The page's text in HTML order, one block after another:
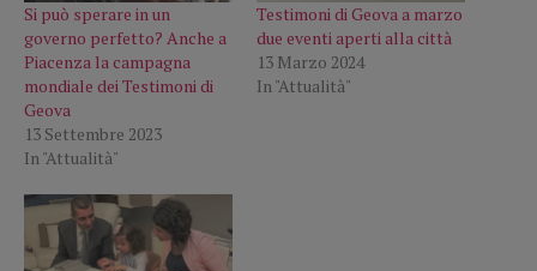
Si può sperare in un
governo perfetto? Anche a
Piacenza la campagna
mondiale dei Testimoni di
Geova
13 Settembre 2023
In "Attualità"
Testimoni di Geova a marzo
due eventi aperti alla città
13 Marzo 2024
In "Attualità"